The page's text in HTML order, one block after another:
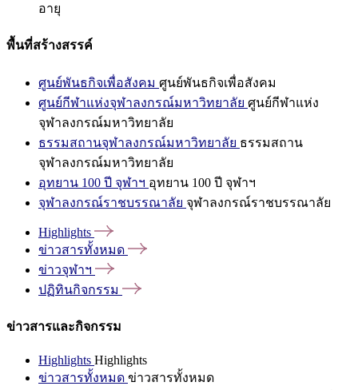
อายุ
พื้นที่สร้างสรรค์
ศูนย์พันธกิจเพื่อสังคม ศูนย์พันธกิจเพื่อสังคม
ศูนย์กีฬาแห่งจุฬาลงกรณ์มหาวิทยาลัย ศูนย์กีฬาแห่ง
จุฬาลงกรณ์มหาวิทยาลัย
ธรรมสถานจุฬาลงกรณ์มหาวิทยาลัย ธรรมสถาน
จุฬาลงกรณ์มหาวิทยาลัย
อุทยาน 100 ปี จุฬาฯ อุทยาน 100 ปี จุฬาฯ
จุฬาลงกรณ์ราชบรรณาลัย จุฬาลงกรณ์ราชบรรณาลัย
Highlights
ข่าวสารทั้งหมด
ข่าวจุฬาฯ
ปฏิทินกิจกรรม
ข่าวสารและกิจกรรม
Highlights Highlights
ข่าวสารทั้งหมด ข่าวสารทั้งหมด